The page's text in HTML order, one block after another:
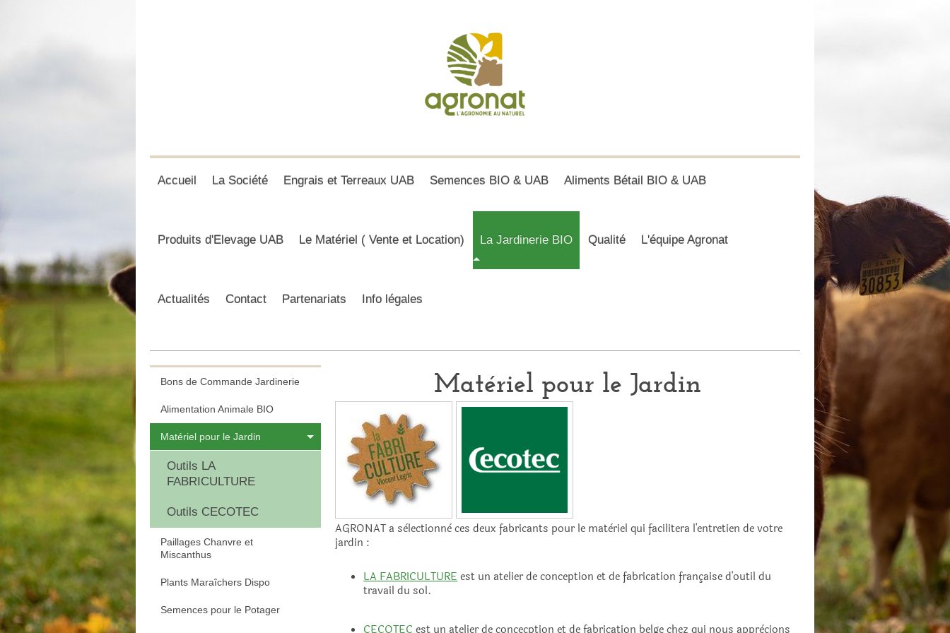
Accueil La Société Engrais et Terreaux UAB Semences BIO & UAB Aliments Bétail BIO & UAB
Produits d'Elevage UAB Le Matériel ( Vente et Location) La Jardinerie BIO Qualité L'équipe Agronat
Actualités Contact Partenariats Info légales
Matériel pour le Jardin
AGRONAT a sèlectionnè ces deux fabricants pour le matèriel qui facilitera l'entretien de votre
jardin :
LA FABRICULTURE est un atelier de conception et de fabrication française d'outil du
travail du sol.
CECOTEC est un atelier de concecption et de fabrication belge chez qui nous apprècions
Bons de Commande Jardinerie
Alimentation Animale BIO
Matériel pour le Jardin
Outils LA
FABRICULTURE
Outils CECOTEC
Paillages Chanvre et
Miscanthus
Plants Maraîchers Dispo
Semences pour le Potager